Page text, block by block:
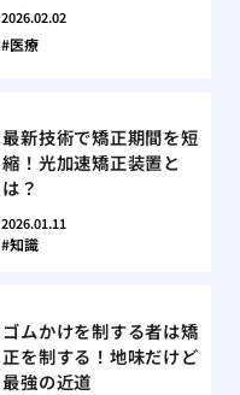
2026.02.02
医療
最新技術で矯正期間を短
縮！光加速矯正装置と
は？
2026.01.11
知識
ゴムかけを制する者は矯
正を制する！地味だけど
最強の近道